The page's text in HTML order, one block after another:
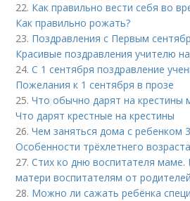
22. Как правильно вести себя во
Как правильно рожать?
23. Поздравления с Первым
Красивые поздравления учителю
24.С 1 сентября поздравление
Пожелания к 1 сентября в прозе
25.Что обычно дарят на крестины
Что дарят крестные на крестины
26.Чем заняться дома с ребенком
Особенности трёхлетнего возраста
27.Стих ко дню воспитателя маме.
матери воспитателям от родителей
28. Можно ли сажать ребёнка